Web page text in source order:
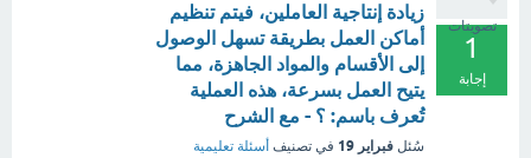
تصويتات
1
إجابة
زيادة إنتاجية العاملين، فيتم تنظيم
أماكن العمل بطريقة تسهل الوصول
إلى الأقسام والمواد الجاهزة، مما
يتيح العمل بسرعة، هذه العملية
تُعرف باسم: ؟ - مع الشرح
سُئل فبراير 19 في تصنيف أسئلة تعليمية